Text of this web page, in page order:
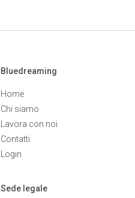
Bluedreaming
Home
Chi siamo
Lavora con noi
Contatti
Login
Sede legale